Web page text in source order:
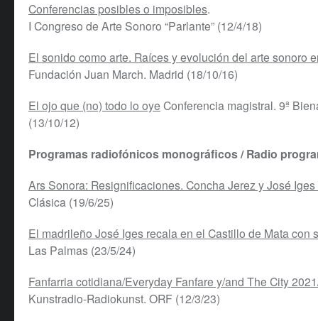
Conferencias posibles o imposibles.
I Congreso de Arte Sonoro “Parlante” (12/4/18)
El sonido como arte. Raíces y evolución del arte sonoro
Fundación Juan March. Madrid (18/10/16)
El ojo que (no) todo lo oye Conferencia magistral. 9ª
(13/10/12)
Programas radiofónicos monográficos / Radio
Ars Sonora: Resignificaciones. Concha Jerez y José Iges
Clásica (19/6/25)
El madrileño José Iges recala en el Castillo de Mata con
Las Palmas (23/5/24)
Fanfarria cotidiana/Everyday Fanfare y/and The City
Kunstradio-Radiokunst. ORF (12/3/23)